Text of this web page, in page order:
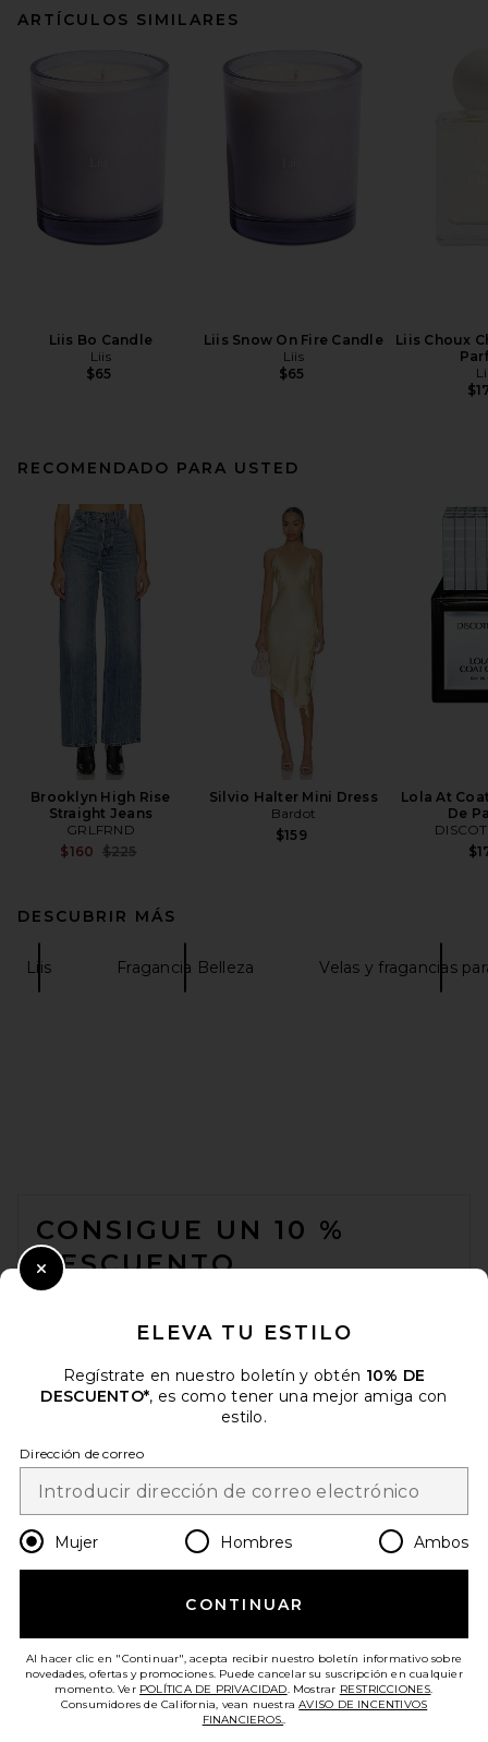
ARTÍCULOS SIMILARES
Liis Bo Candle
Liis
$65
Liis Snow On Fire Candle
Liis
$65
Liis Choux
RECOMENDADO PARA USTED
Brooklyn High Rise
Straight Jeans
GRLFRND
$160 Previous price:
$225
Silvio Halter Mini Dress
Bardot
$159
Lola At
De
DESCUBRIR MÁS
Liis Fragancia Belleza Velas y fragancias
CONSIGUE UN 10 %
DESCUENTO
electrónico. Puede retirarse en cualquier momento.
Email Address
Change Country Regions
es USD
¡AYÚDANOS A MEJORAR!
ATENCIÓN AL CLIENTE
ELEVA TU ESTILO
Regístrate en nuestro boletín y obtén 10% DE
DESCUENTO*, es como tener una mejor amiga con
estilo.
Dirección de correo
Mujer Hombres Ambos
CONTINUAR
Al hacer clic en "Continuar", acepta recibir nuestro boletín informativo sobre
novedades, ofertas y promociones. Puede cancelar su suscripción en cualquier
momento. Ver POLÍTICA DE PRIVACIDAD. Mostrar RESTRICCIONES.
Consumidores de California, vean nuestraAVISO DE INCENTIVOS
FINANCIEROS..
Close Modal